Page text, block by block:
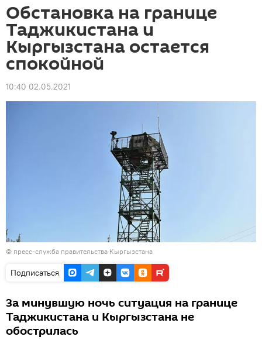
Обстановка на границе
Таджикистана и
Кыргызстана остается
спокойной
10:40 02.05.2021
© пресс-служба правительства Кыргызстана
Подписаться
За минувшую ночь ситуация на границе
Таджикистана и Кыргызстана не
обострилась